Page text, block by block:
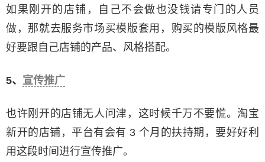
如果刚开的店铺，自己不会做也没钱请专门的人员
做，那就去服务市场买模版套用，购买的模版风格最
好要跟自己店铺的产品、风格搭配。
5、 宣传推广
也许刚开的店铺无人问津，这时候千万不要慌。淘宝
新开的店铺，平台有会有 3 个月的扶持期，要好好利
用这段时间进行宣传推广。